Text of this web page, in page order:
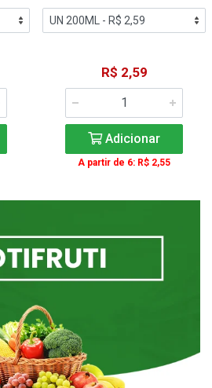
R$ 2,59
Adicionar
A partir de 6: R$ 2,55